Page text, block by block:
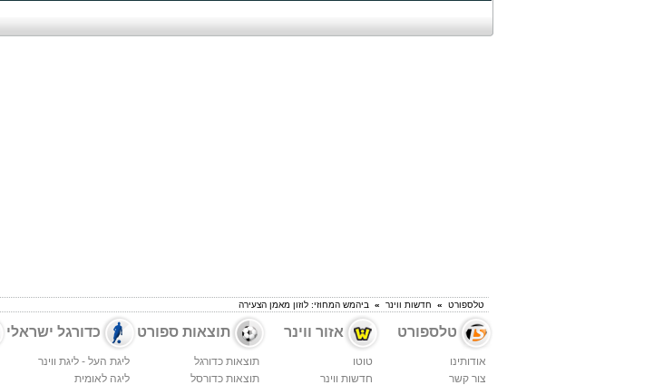
טלספורט » חדשות ווינר » ביהמש המחוזי: לוזון מאמן הצעירה
טלספורט
אודותינו
צור קשר
אזור ווינר
טוטו
חדשות ווינר
תוצאות ספורט
תוצאות כדורגל
תוצאות כדורסל
כדורגל ישראלי
ליגת העל - ליגת ווינר
ליגה לאומית